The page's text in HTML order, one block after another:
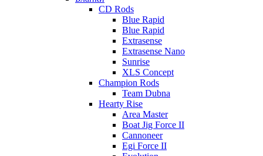
CD Rods
Blue Rapid
Blue Rapid
Extrasense
Extrasense Nano
Sunrise
XLS Concept
Champion Rods
Team Dubna
Hearty Rise
Area Master
Boat Jig Force II
Cannoneer
Egi Force II